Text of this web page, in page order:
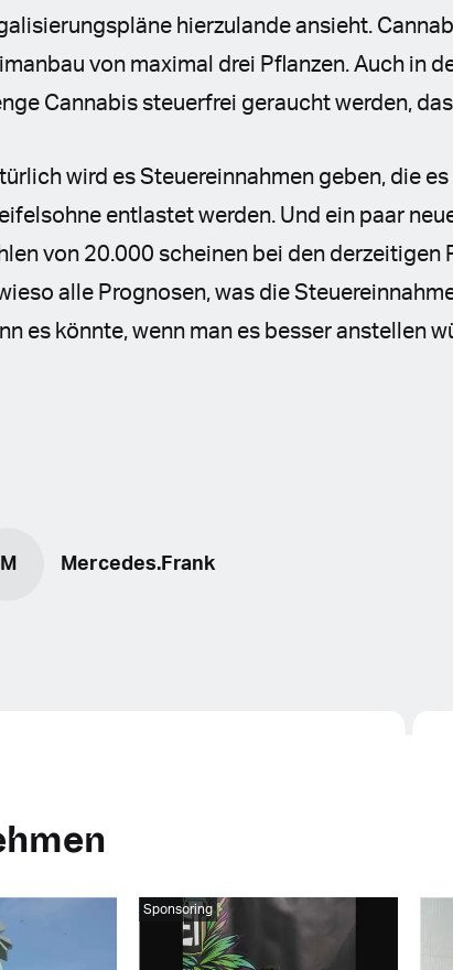
hierzulande ansieht.
von maximal drei Pflanzen. Auch in
Cannabis steuerfrei geraucht werden,
wird es Steuereinnahmen geben, die
entlastet werden. Und ein paar
von 20.000 scheinen bei den derzeitigen
alle Prognosen, was die
es könnte, wenn man es besser anstellen
M Mercedes.Frank
Sponsoring